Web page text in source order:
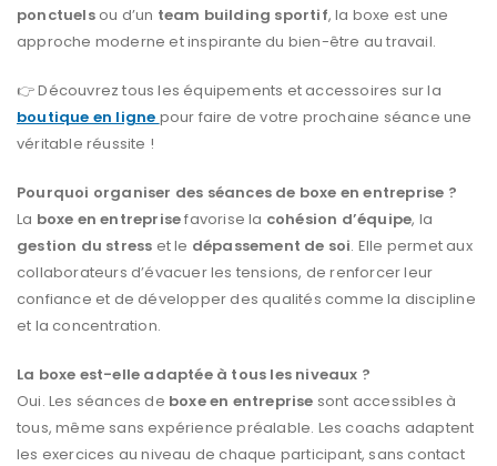
ponctuelsou d’un team building sportif, la boxe est une
approche moderne et inspirante du bien-être au travail.
👉 Découvrez tous les équipements et accessoires sur la
boutique en ligne pour faire de votre prochaine séance une
véritable réussite !
Pourquoi organiser des séances de boxe en entreprise ?
La boxe en entreprisefavorise la cohésion d’équipe, la
gestion du stress et le dépassement de soi. Elle permet aux
collaborateurs d’évacuer les tensions, de renforcer leur
confiance et de développer des qualités comme la discipline
et la concentration.
La boxe est-elle adaptée à tous les niveaux ?
Oui. Les séances de boxe en entreprise sont accessibles à
tous, même sans expérience préalable. Les coachs adaptent
les exercices au niveau de chaque participant, sans contact